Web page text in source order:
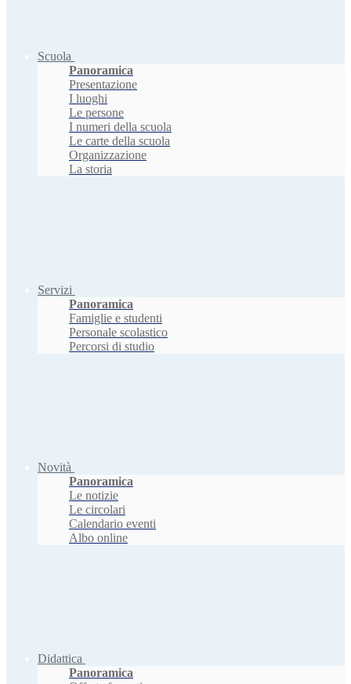
Scuola
Panoramica
Presentazione
I luoghi
Le persone
I numeri della scuola
Le carte della scuola
Organizzazione
La storia
Servizi
Panoramica
Famiglie e studenti
Personale scolastico
Percorsi di studio
Novità
Panoramica
Le notizie
Le circolari
Calendario eventi
Albo online
Didattica
Panoramica